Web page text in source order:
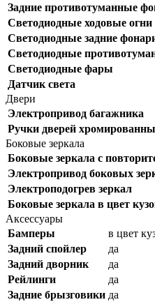
Задние противотуманные
Светодиодные ходовые огни
Cветодиодные задние
Светодиодные
Светодиодные фары
Датчик света
Двери
Электропривод багажника
Ручки дверей
Боковые зеркала
Боковые зеркала с
Электропривод боковых
Электроподогрев зеркал
Боковые зеркала в цвет
Аксессуары
Бамперы
в цвет
Задний спойлер
да
Задний дворник
да
Рейлинги
да
Задние брызговики да